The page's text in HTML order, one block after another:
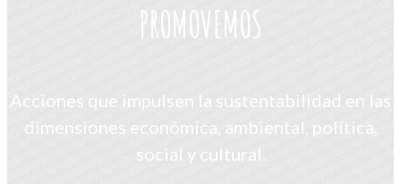
PROMOVEMOS
Acciones que impulsen la sustentabilidad en las
dimensiones económica, ambiental, política,
social y cultural.